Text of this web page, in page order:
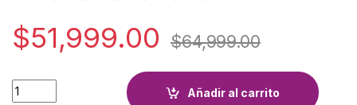
$51,999.00 $64,999.00
TOSTA PHILIPS 2510 quantity
Añadir al carrito